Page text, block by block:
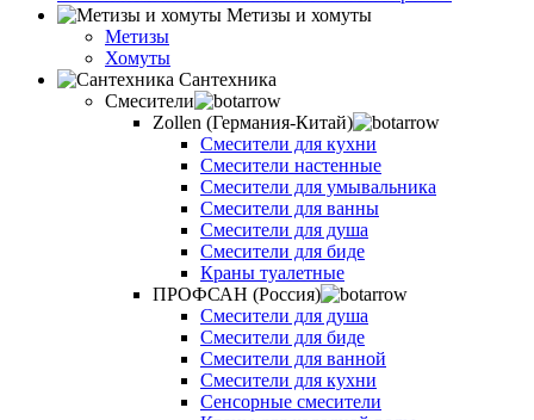
Метизы и хомуты
Метизы
Хомуты
Сантехника
Смесители
Zollen (Германия-Китай)
Смесители для кухни
Смесители настенные
Смесители для умывальника
Смесители для ванны
Смесители для душа
Смесители для биде
Краны туалетные
ПРОФСАН (Россия)
Смесители для душа
Смесители для биде
Смесители для ванной
Смесители для кухни
Сенсорные смесители